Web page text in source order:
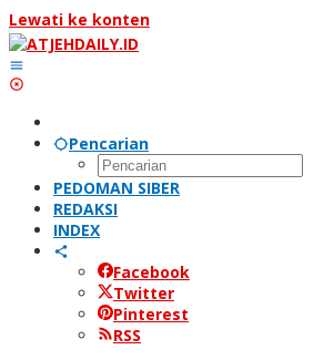
Lewati ke konten
Pencarian
PEDOMAN SIBER
REDAKSI
INDEX
Facebook
Twitter
Pinterest
RSS